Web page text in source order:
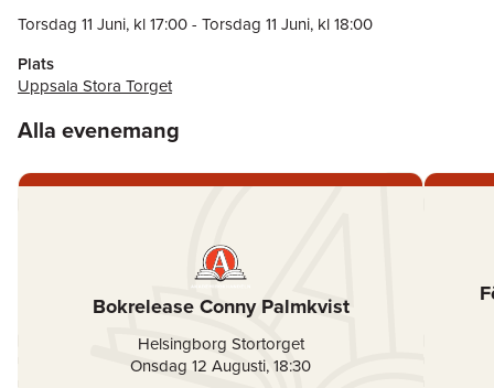
Torsdag 11 Juni, kl17:00- Torsdag 11 Juni, kl18:00
Plats
Uppsala Stora Torget
Alla evenemang
Bokrelease Conny Palmkvist
Helsingborg Stortorget
Onsdag 12 Augusti,18:30